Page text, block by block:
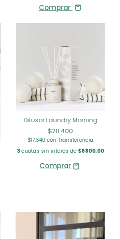
Comprar
Difusor Laundry Morning
$20.400
$17.340 con Transferencia
3cuotas sin interés de $6800,00